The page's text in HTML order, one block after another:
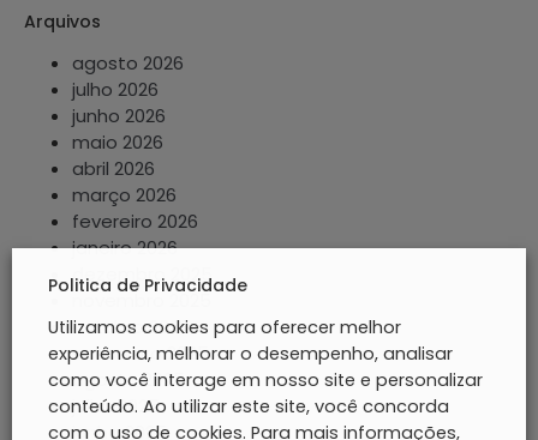
Arquivos
agosto 2026
julho 2026
junho 2026
maio 2026
abril 2026
março 2026
fevereiro 2026
janeiro 2026
dezembro 2025
novembro 2025
outubro 2025
setembro 2025
agosto 2025
julho 2025
junho 2025
Politica de Privacidade
Utilizamos cookies para oferecer melhor
experiência, melhorar o desempenho, analisar
como você interage em nosso site e personalizar
conteúdo. Ao utilizar este site, você concorda
com o uso de cookies. Para mais informações,